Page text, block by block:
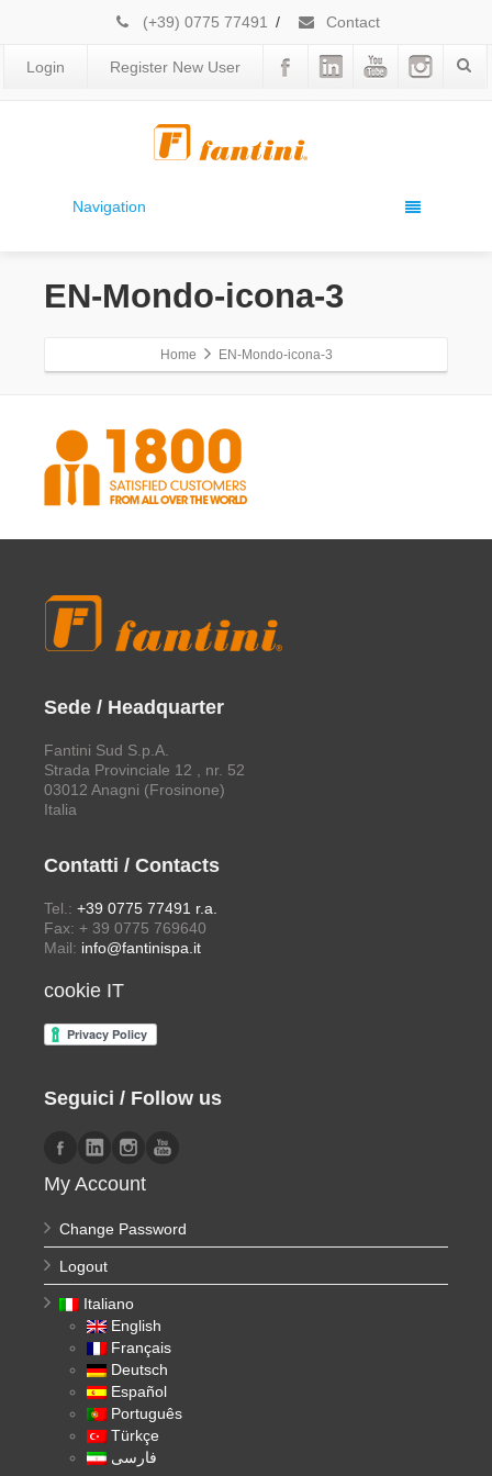
(+39) 0775 77491 / Contact
Login Register New User
Navigation
EN-Mondo-icona-3
Home EN-Mondo-icona-3
Sede / Headquarter
Fantini Sud S.p.A.
Strada Provinciale 12 , nr. 52
03012 Anagni (Frosinone)
Italia
Contatti / Contacts
Tel.: +39 0775 77491 r.a.
Fax: + 39 0775 769640
Mail: info@fantinispa.it
cookie IT
Seguici / Follow us
My Account
Change Password
Logout
Italiano
English
Français
Deutsch
Español
Português
Türkçe
فارسی